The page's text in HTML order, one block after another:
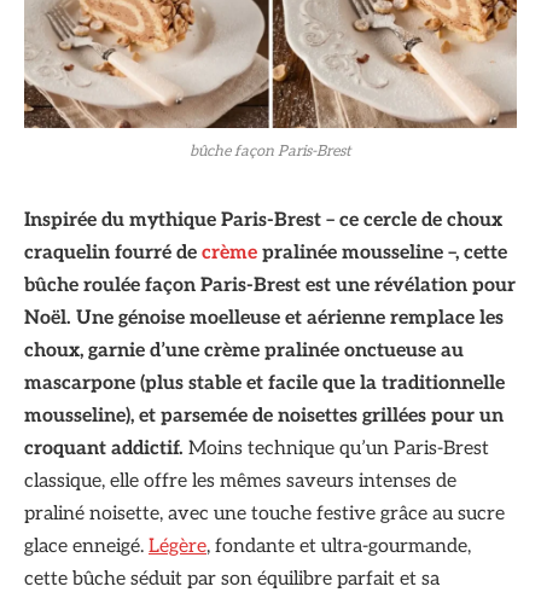
bûche façon Paris-Brest
Inspirée du mythique Paris-Brest – ce cercle de choux
craquelin fourré de crème pralinée mousseline –, cette
bûche roulée façon Paris-Brest est une révélation pour
Noël. Une génoise moelleuse et aérienne remplace les
choux, garnie d’une crème pralinée onctueuse au
mascarpone (plus stable et facile que la traditionnelle
mousseline), et parsemée de noisettes grillées pour un
croquant addictif. Moins technique qu’un Paris-Brest
classique, elle offre les mêmes saveurs intenses de
praliné noisette, avec une touche festive grâce au sucre
glace enneigé. Légère, fondante et ultra-gourmande,
cette bûche séduit par son équilibre parfait et sa